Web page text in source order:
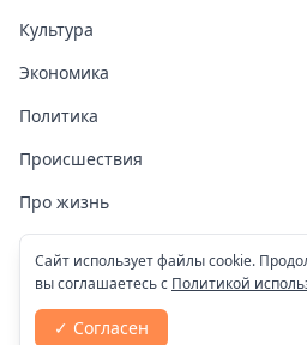
Культура
Экономика
Политика
Происшествия
Про жизнь
Здоровье
COVID-19
Спорт
Сайт использует файлы cookie.
вы соглашаетесь с Политикой
✓ Согласен